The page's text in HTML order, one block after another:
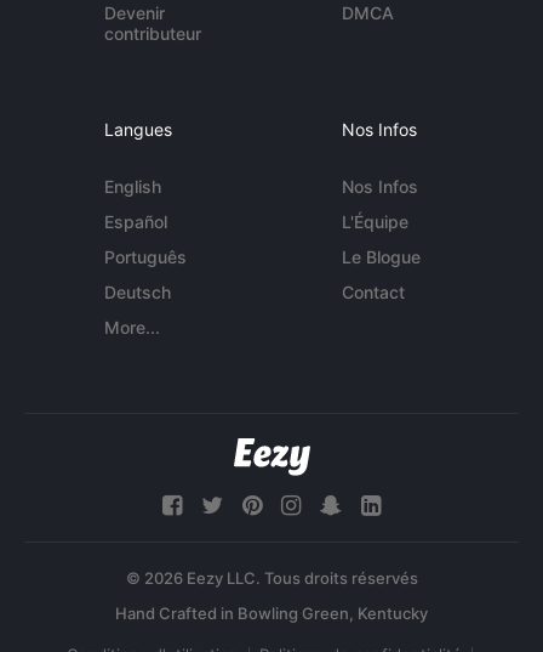
Devenir
contributeur
DMCA
Langues
English
Español
Português
Deutsch
More...
Nos Infos
Nos Infos
L'Équipe
Le Blogue
Contact
© 2026 Eezy LLC. Tous droits réservés